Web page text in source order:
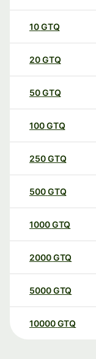
10GTQ
20GTQ
50GTQ
100GTQ
250GTQ
500GTQ
1000GTQ
2000GTQ
5000GTQ
10000 GTQ